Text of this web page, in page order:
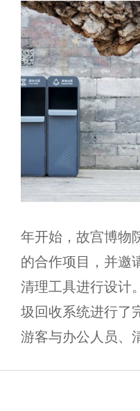
年开始，故宫博物
的合作项目，并邀
清理工具进行设计
圾回收系统进行了
游客与办公人员、